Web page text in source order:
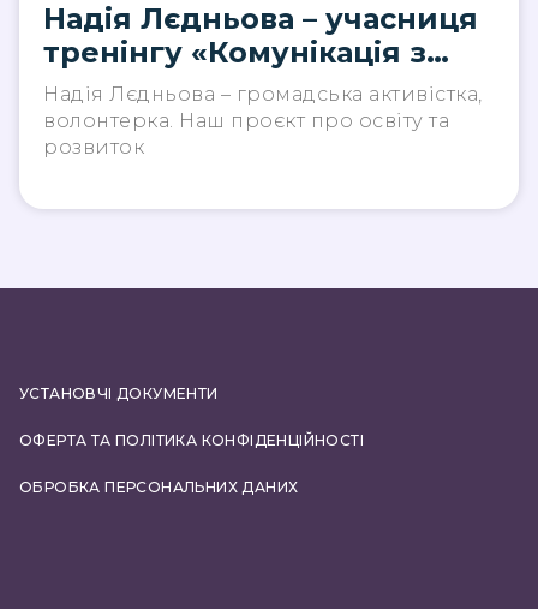
Надія Лєдньова – учасниця
тренінгу «Комунікація з
вразливими групами» –
про розвиток проєкту
«Університет третього
Надія Лєдньова – громадська активістка,
волонтерка. Наш проєкт про освіту та
розвиток
УСТАНОВЧІ ДОКУМЕНТИ
ОФЕРТА ТА ПОЛІТИКА КОНФІДЕНЦІЙНОСТІ
ОБРОБКА ПЕРСОНАЛЬНИХ ДАНИХ